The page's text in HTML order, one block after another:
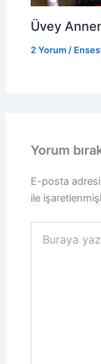
Üvey
2 Yorum /
Yorum
E-posta
ile
yazın..